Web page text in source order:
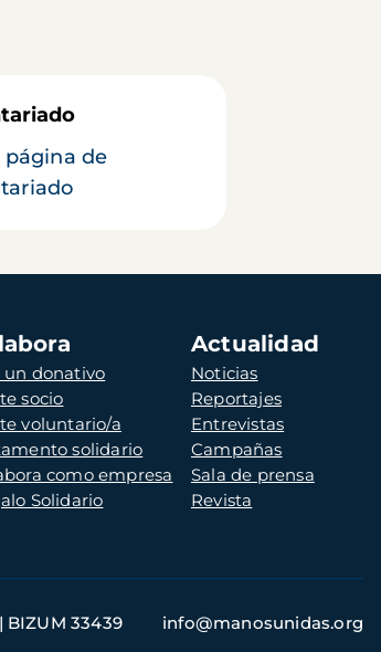
página de
un donativo
socio
voluntario/a
solidario
como empresa
Solidario
Actualidad
Noticias
Reportajes
Entrevistas
Campañas
Sala de prensa
Revista
BIZUM 33439 info@manosunidas.org